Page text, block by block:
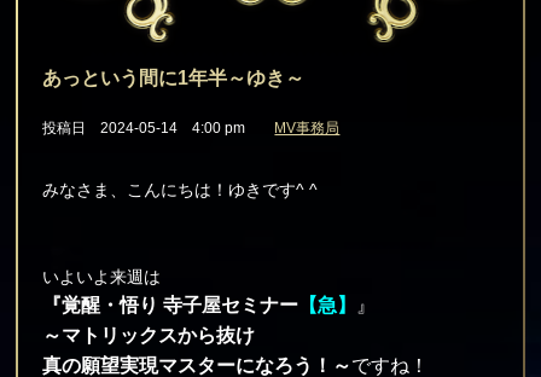
あっという間に1年半～ゆき～
投稿日 2024-05-14 4:00 pm MV事務局
みなさま、こんにちは！ゆきです^ ^
いよいよ来週は
『覚醒・悟り 寺子屋セミナー 【急】
』
～マトリックスから抜け
真の願望実現マスターになろう！～ですね！